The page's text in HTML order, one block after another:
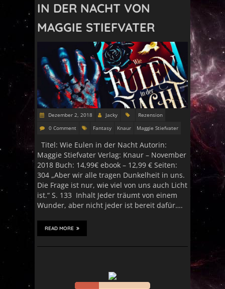
IN DER NACHT VON
MAGGIE STIEFVATER
Dezember 2, 2018 Jacky
Rezension
0 Comment
Fantasy Knaur Maggie Stiefvater
Titel: Wie Eulen in der Nacht Autorin:
Maggie Stiefvater Verlag: Knaur – November
2018 Buch: 14,99€ ebook – 12,99 € Seiten:
304 „Aber wir alle tragen Dunkelheit in uns.
Die Frage ist nur, wie viel von uns auch Licht
ist.“ S. 133 Inhalt Jeder träumt von einem
Wunder, aber nicht jeder ist bereit dafür….
READ MORE